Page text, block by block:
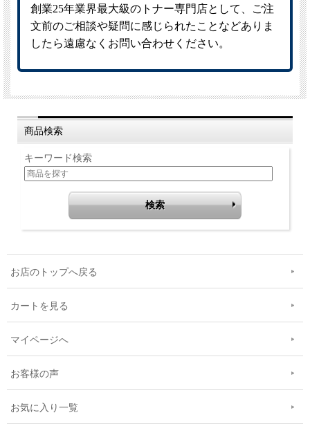
商品検索
キーワード検索
お店のトップへ戻る
カートを見る
マイページへ
お客様の声
お気に入り一覧